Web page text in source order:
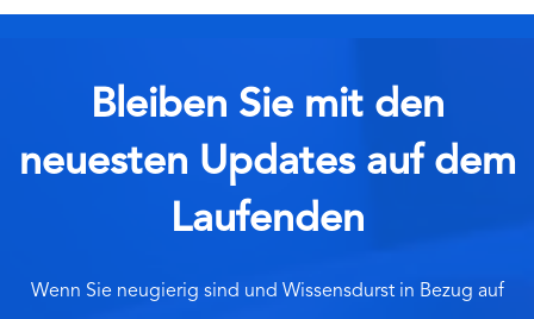
Bleiben Sie mit den
neuesten Updates auf dem
Laufenden
Wenn Sie neugierig sind und Wissensdurst in Bezug auf